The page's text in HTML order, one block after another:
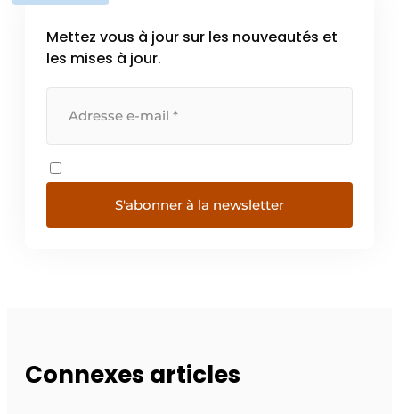
Mettez vous à jour sur les nouveautés et
les mises à jour.
S'abonner à la newsletter
Connexes articles